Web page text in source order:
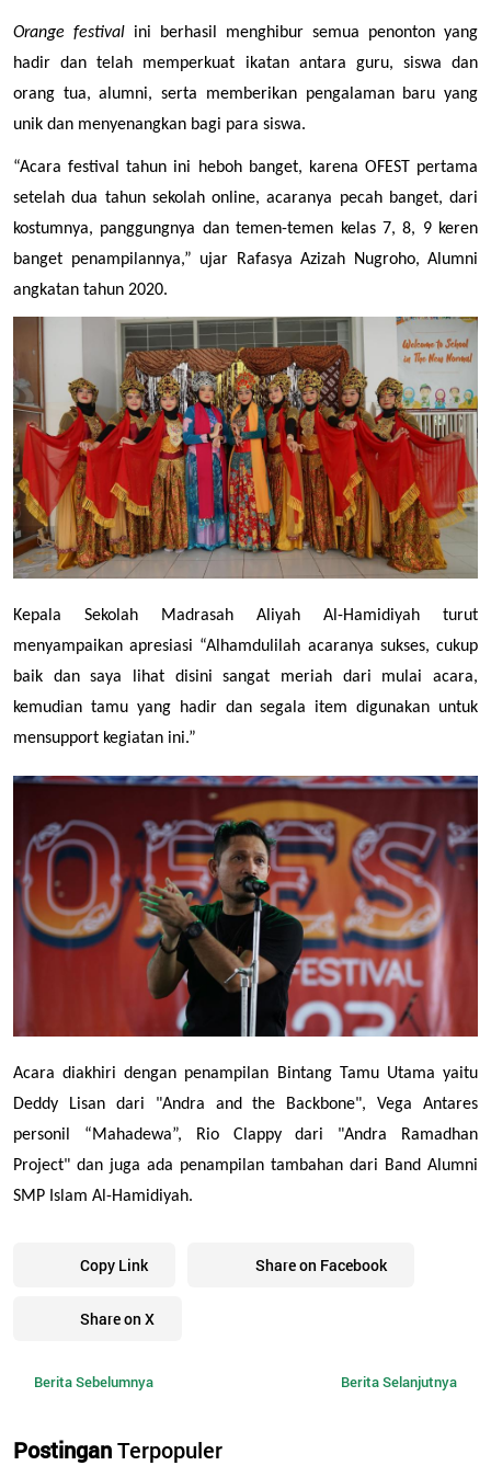
Orange festival ini berhasil menghibur semua penonton yang
hadir dan telah memperkuat ikatan antara guru, siswa dan
orang tua, alumni, serta memberikan pengalaman baru yang
unik dan menyenangkan bagi para siswa.
“Acara festival tahun ini heboh banget, karena OFEST pertama
setelah dua tahun sekolah online, acaranya pecah banget, dari
kostumnya, panggungnya dan temen-temen kelas 7, 8, 9 keren
banget penampilannya,” ujar Rafasya Azizah Nugroho, Alumni
angkatan tahun 2020.
Kepala Sekolah Madrasah Aliyah Al-Hamidiyah turut
menyampaikan apresiasi “Alhamdulilah acaranya sukses, cukup
baik dan saya lihat disini sangat meriah dari mulai acara,
kemudian tamu yang hadir dan segala item digunakan untuk
mensupport kegiatan ini.”
Acara diakhiri dengan penampilan Bintang Tamu Utama yaitu
Deddy Lisan dari "Andra and the Backbone", Vega Antares
personil “Mahadewa”, Rio Clappy dari "Andra Ramadhan
Project" dan juga ada penampilan tambahan dari Band Alumni
SMP Islam Al-Hamidiyah.
Copy Link Share on Facebook
Share on X
Berita Sebelumnya Berita Selanjutnya
PostinganTerpopuler